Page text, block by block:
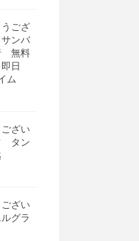
ござ
ンバ
無料
日
ム
ざい
タン
ざい
グラ